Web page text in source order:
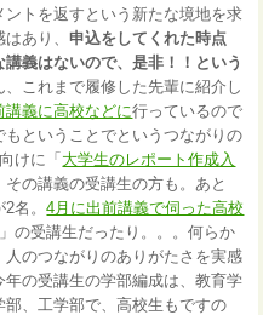
トを返すという新たな境地を求
はあり、申込をしてくれた時点
義はないので、是非！！という
これまで履修した先輩に紹介し
講義に高校などに行っているので
ということでというつながりの
けに「 大学生のレポート作成入
の講義の受講生の方も。あと
2名。4月に出前講義で伺った高校
」の受講生だったり。。。何らか
のつながりのありがたさを実感
の受講生の学部編成は、教育学
、工学部で、高校生もですの